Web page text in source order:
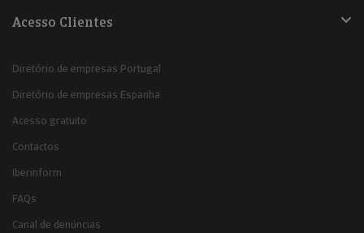
Acesso Clientes
Diretório de empresas Portugal
Diretório de empresas Espanha
Acesso gratuito
Contactos
Iberinform
FAQs
Canal de denúncias